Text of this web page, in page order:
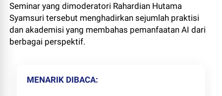
Seminar yang dimoderatori Rahardian Hutama
Syamsuri tersebut menghadirkan sejumlah praktisi
dan akademisi yang membahas pemanfaatan AI dari
berbagai perspektif.
MENARIK DIBACA